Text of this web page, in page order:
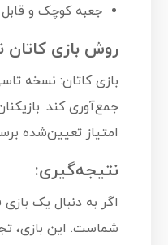
جعبه کوچک و
روش بازی
جمع‌آوری کند.
امتیاز تعیین‌شده
نتیجه‌گیری:
اگر به دنبال یک
شماست. این بازی،